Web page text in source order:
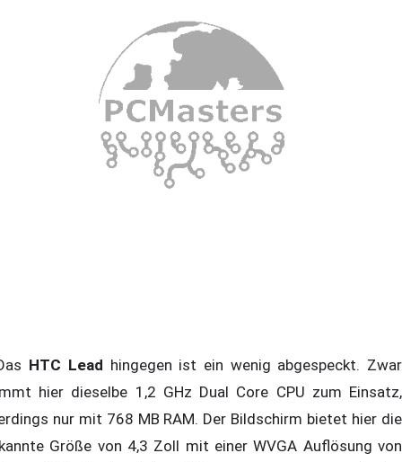
HTC Lead hingegen ist ein wenig abgespeckt. Zwar
hier dieselbe 1,2 GHz Dual Core CPU zum Einsatz,
nur mit 768 MB RAM. Der Bildschirm bietet hier die
Größe von 4,3 Zoll mit einer WVGA Auflösung von